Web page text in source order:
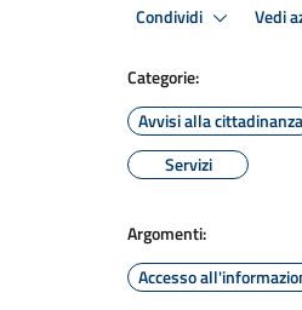
Condividi Vedi
Categorie:
Avvisi alla cittadinanza
Servizi
Argomenti:
Accesso